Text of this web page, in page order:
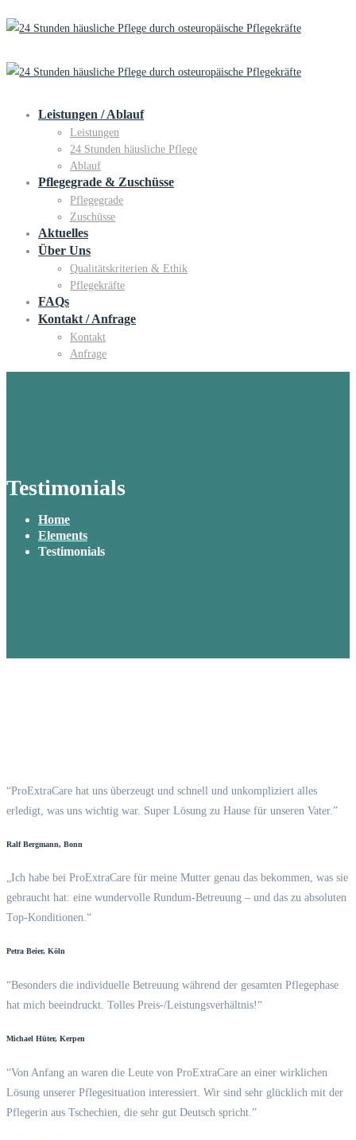
Leistungen / Ablauf
Leistungen
24 Stunden häusliche Pflege
Ablauf
Pflegegrade & Zuschüsse
Pflegegrade
Zuschüsse
Aktuelles
Über Uns
Qualitätskriterien & Ethik
Pflegekräfte
FAQs
Kontakt / Anfrage
Kontakt
Anfrage
Testimonials
Home
Elements
Testimonials
“ProExtraCare hat uns überzeugt und schnell und unkompliziert alles
erledigt, was uns wichtig war. Super Lösung zu Hause für unseren Vater.”
Ralf Bergmann, Bonn
„Ich habe bei ProExtraCare für meine Mutter genau das bekommen, was sie
gebraucht hat: eine wundervolle Rundum-Betreuung – und das zu absoluten
Top-Konditionen.“
Petra Beier, Köln
“Besonders die individuelle Betreuung während der gesamten Pflegephase
hat mich beeindruckt. Tolles Preis-/Leistungsverhältnis!“
Michael Hüter, Kerpen
“Von Anfang an waren die Leute von ProExtraCare an einer wirklichen
Lösung unserer Pflegesituation interessiert. Wir sind sehr glücklich mit der
Pflegerin aus Tschechien, die sehr gut Deutsch spricht.”